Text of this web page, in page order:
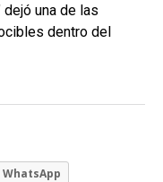
dejó una de las
dentro del
WhatsApp